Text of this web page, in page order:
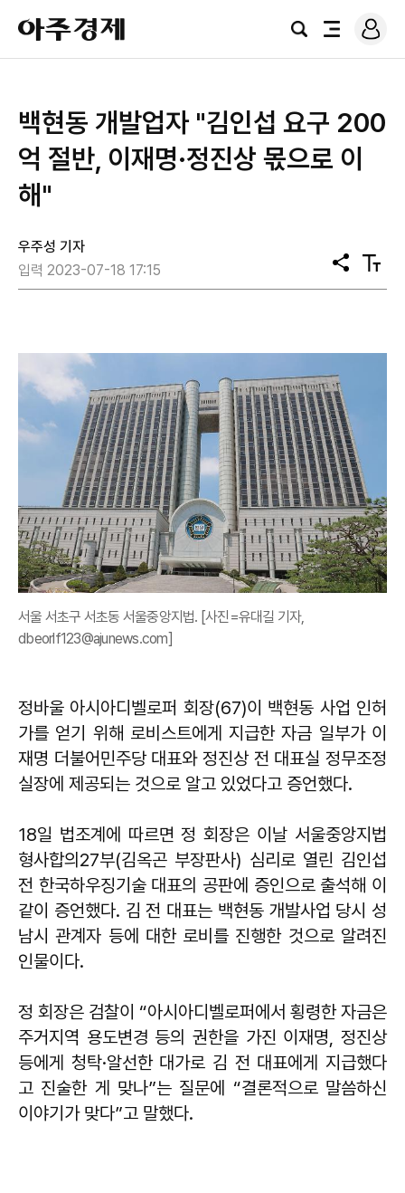
아
주
경
검
전
로
그
백현동 개발업자 "김인섭 요구 200
억 절반, 이재명·정진상 몫으로 이
해"
우주성 기자
입력 2023-07-18 17:15
공
유
텍
스
서울 서초구 서초동 서울중앙지법. [사진=유대길 기자,
dbeorlf123@ajunews.com]
정바울 아시아디벨로퍼 회장(67)이 백현동 사업 인허
가를 얻기 위해 로비스트에게 지급한 자금 일부가 이
재명 더불어민주당 대표와 정진상 전 대표실 정무조정
실장에 제공되는 것으로 알고 있었다고 증언했다.
18일 법조계에 따르면 정 회장은 이날 서울중앙지법
형사합의27부(김옥곤 부장판사) 심리로 열린 김인섭
전 한국하우징기술 대표의 공판에 증인으로 출석해 이
같이 증언했다. 김 전 대표는 백현동 개발사업 당시 성
남시 관계자 등에 대한 로비를 진행한 것으로 알려진
인물이다.
정 회장은 검찰이 “아시아디벨로퍼에서 횡령한 자금은
주거지역 용도변경 등의 권한을 가진 이재명, 정진상
등에게 청탁·알선한 대가로 김 전 대표에게 지급했다
고 진술한 게 맞나”는 질문에 “결론적으로 말씀하신
이야기가 맞다”고 말했다.